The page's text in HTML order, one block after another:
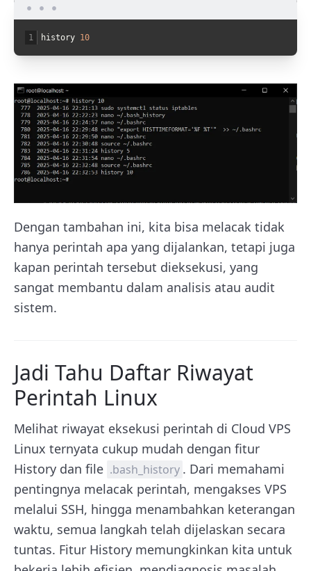
1 history 10
Dengan tambahan ini, kita bisa melacak tidak
hanya perintah apa yang dijalankan, tetapi juga
kapan perintah tersebut dieksekusi, yang
sangat membantu dalam analisis atau audit
sistem.
Jadi Tahu Daftar Riwayat
Perintah Linux
Melihat riwayat eksekusi perintah di Cloud VPS
Linux ternyata cukup mudah dengan fitur
History dan file .bash_history . Dari memahami
pentingnya melacak perintah, mengakses VPS
melalui SSH, hingga menambahkan keterangan
waktu, semua langkah telah dijelaskan secara
tuntas. Fitur History memungkinkan kita untuk